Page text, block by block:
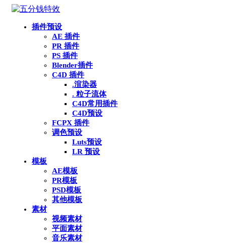
插件预设
AE 插件
PR 插件
PS 插件
Blender插件
C4D 插件
.渲染器
. 粒子流体
C4D常用插件
C4D预设
FCPX 插件
调色预设
Luts预设
LR 预设
模板
AE模板
PR模板
PSD模板
其他模板
素材
视频素材
平面素材
音乐素材